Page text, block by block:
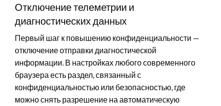
Отключение телеметрии и
диагностических данных
Первый шаг к повышению конфиденциальности —
отключение отправки диагностической
информации. В настройках любого современного
браузера есть раздел, связанный с
конфиденциальностью или безопасностью, где
можно снять разрешение на автоматическую